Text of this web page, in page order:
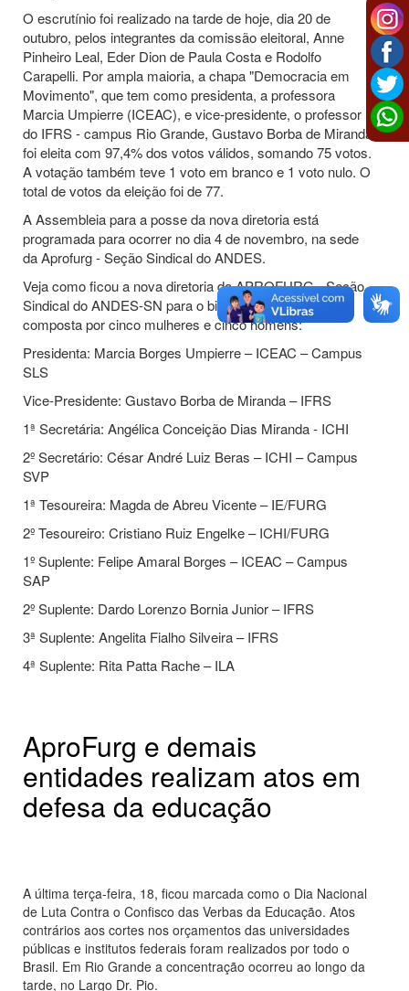
O escrutínio foi realizado na tarde de hoje, dia 20 de
outubro, pelos integrantes da comissão eleitoral, Anne
Pinheiro Leal, Eder Dion de Paula Costa e Rodolfo
Carapelli. Por ampla maioria, a chapa "Democracia em
Movimento", que tem como presidenta, a professora
Marcia Umpierre (ICEAC), e vice-presidente, o professor
do IFRS - campus Rio Grande, Gustavo Borba de Miranda
foi eleita com 97,4% dos votos válidos, somando 75 votos.
A votação também teve 1 voto em branco e 1 voto nulo. O
total de votos da eleição foi de 77.
A Assembleia para a posse da nova diretoria está
programada para ocorrer no dia 4 de novembro, na sede
da Aprofurg - Seção Sindical do ANDES.
Veja como ficou a nova diretoria da APROFURG - Seção
Sindical do ANDES-SN para o biênio 2022-2024,
composta por cinco mulheres e cinco homens:
Presidenta: Marcia Borges Umpierre – ICEAC – Campus
SLS
Vice-Presidente: Gustavo Borba de Miranda – IFRS
1ª Secretária: Angélica Conceição Dias Miranda - ICHI
2º Secretário: César André Luiz Beras – ICHI – Campus
SVP
1ª Tesoureira: Magda de Abreu Vicente – IE/FURG
2º Tesoureiro: Cristiano Ruiz Engelke – ICHI/FURG
1º Suplente: Felipe Amaral Borges – ICEAC – Campus
SAP
2º Suplente: Dardo Lorenzo Bornia Junior – IFRS
3ª Suplente: Angelita Fialho Silveira – IFRS
4ª Suplente: Rita Patta Rache – ILA
AproFurg e demais
entidades realizam atos em
defesa da educação
A última terça-feira, 18, ficou marcada como o Dia Nacional
de Luta Contra o Confisco das Verbas da Educação. Atos
contrários aos cortes nos orçamentos das universidades
públicas e institutos federais foram realizados por todo o
Brasil. Em Rio Grande a concentração ocorreu ao longo da
tarde, no Largo Dr. Pio.